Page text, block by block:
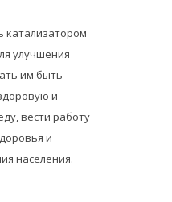
катализатором
улучшения
им быть
и
вести работу
и
населения.